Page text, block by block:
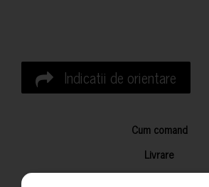
Indicatii de orientare
Cum comand
Livrare
Returnarea produselor